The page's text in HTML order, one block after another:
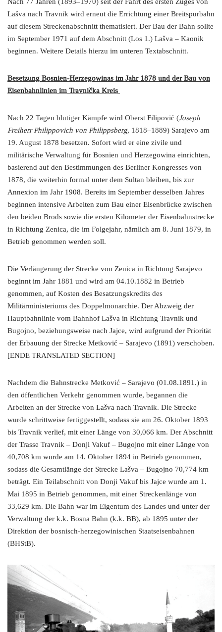
Lašva nach Travnik wird erneut die Errichtung einer Breitspurbahn
auf diesem Streckenabschnitt thematisiert. Der Bau der Bahn sollte
im September 1971 auf dem Abschnitt (Los 1.) Lašva – Kaonik
beginnen. Weitere Details hierzu im unteren Textabschnitt.
Besetzung Bosnien-Herzegowinas im Jahr 1878 und der Bau von
Eisenbahnlinien im Travnička Kreis
Nach 22 Tagen blutiger Kämpfe wird Oberst Filipović (Joseph
Freiherr Philippovich von Philippsberg, 1818–1889) Sarajevo am
19. August 1878 besetzen. Sofort wird er eine zivile und
militärische Verwaltung für Bosnien und Herzegowina einrichten,
basierend auf den Bestimmungen des Berliner Kongresses von
1878, die weiterhin formal unter dem Sultan bleiben, bis zur
Annexion im Jahr 1908. Bereits im September desselben Jahres
beginnen intensive Arbeiten zum Bau einer Eisenbrücke zwischen
den beiden Brods sowie die ersten Kilometer der Eisenbahnstrecke
in Richtung Zenica, die im Folgejahr, nämlich am 8. Juni 1879, in
Betrieb genommen werden soll.
Die Verlängerung der Strecke von Zenica in Richtung Sarajevo
beginnt im Jahr 1881 und wird am 04.10.1882 in Betrieb
genommen, auf Kosten des Besatzungskredits des
Militärministeriums des Doppelmonarchie. Der Abzweig der
Hauptbahnlinie vom Bahnhof Lašva in Richtung Travnik und
Bugojno, beziehungsweise nach Jajce, wird aufgrund der Priorität
der Erbauung der Strecke Metković – Sarajevo (1891) verschoben.
[ENDE TRANSLATED SECTION]
Nachdem die Bahnstrecke Metković – Sarajevo (01.08.1891.) in
den öffentlichen Verkehr genommen wurde, begannen die
Arbeiten an der Strecke von Lašva nach Travnik. Die Strecke
wurde schrittweise fertiggestellt, sodass sie am 26. Oktober 1893
bis Travnik verlief, mit einer Länge von 30,066 km. Der Abschnitt
der Trasse Travnik – Donji Vakuf – Bugojno mit einer Länge von
40,708 km wurde am 14. Oktober 1894 in Betrieb genommen,
sodass die Gesamtlänge der Strecke Lašva – Bugojno 70,774 km
beträgt. Ein Teilabschnitt von Donji Vakuf bis Jajce wurde am 1.
Mai 1895 in Betrieb genommen, mit einer Streckenlänge von
33,629 km. Die Bahn war im Eigentum des Landes und unter der
Verwaltung der k.k. Bosna Bahn (k.k. BB), ab 1895 unter der
Direktion der bosnisch-herzegowinischen Staatseisenbahnen
(BHStB).